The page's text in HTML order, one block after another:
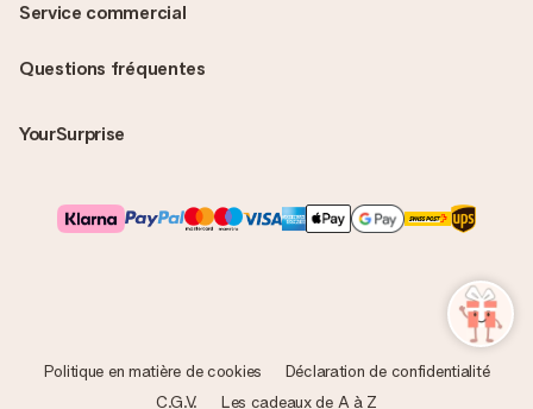
Questions fréquentes
YourSurprise
Service commercial
Politique en matière de cookies
Déclaration de confidentialité
C.G.V.
Les cadeaux de A à Z